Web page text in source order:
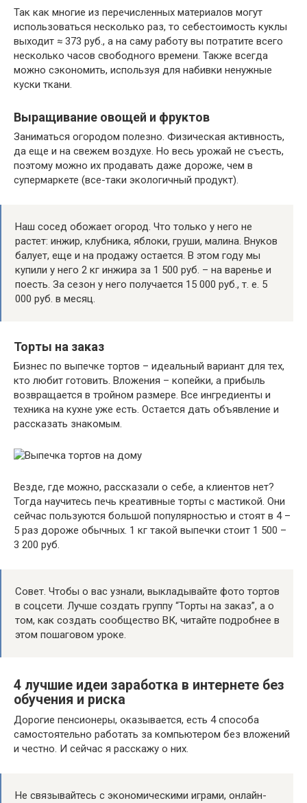
Так как многие из перечисленных материалов могут
использоваться несколько раз, то себестоимость куклы
выходит ≈ 373 руб., а на саму работу вы потратите всего
несколько часов свободного времени. Также всегда
можно сэкономить, используя для набивки ненужные
куски ткани.
Выращивание овощей и фруктов
Заниматься огородом полезно. Физическая активность,
да еще и на свежем воздухе. Но весь урожай не съесть,
поэтому можно их продавать даже дороже, чем в
супермаркете (все-таки экологичный продукт).
Наш сосед обожает огород. Что только у него не
растет: инжир, клубника, яблоки, груши, малина. Внуков
балует, еще и на продажу остается. В этом году мы
купили у него 2 кг инжира за 1 500 руб. – на варенье и
поесть. За сезон у него получается 15 000 руб., т. е. 5
000 руб. в месяц.
Торты на заказ
Бизнес по выпечке тортов – идеальный вариант для тех,
кто любит готовить. Вложения – копейки, а прибыль
возвращается в тройном размере. Все ингредиенты и
техника на кухне уже есть. Остается дать объявление и
рассказать знакомым.
Везде, где можно, рассказали о себе, а клиентов нет?
Тогда научитесь печь креативные торты с мастикой. Они
сейчас пользуются большой популярностью и стоят в 4 –
5 раз дороже обычных. 1 кг такой выпечки стоит 1 500 –
3 200 руб.
Совет. Чтобы о вас узнали, выкладывайте фото тортов
в соцсети. Лучше создать группу “Торты на заказ”, а о
том, как создать сообщество ВК, читайте подробнее в
этом пошаговом уроке.
4 лучшие идеи заработка в интернете без
обучения и риска
Дорогие пенсионеры, оказывается, есть 4 способа
самостоятельно работать за компьютером без вложений
и честно. И сейчас я расскажу о них.
Не связывайтесь с экономическими играми, онлайн-